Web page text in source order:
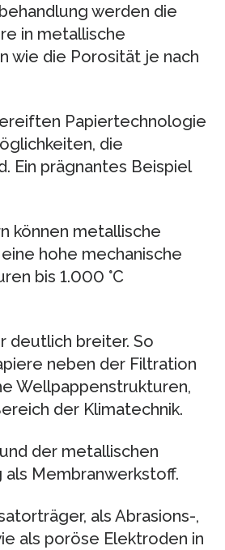
werden die
in metallische
wie die Porosität je nach
Papiertechnologie
die
Ein prägnantes Beispiel
können metallische
hohe mechanische
bis 1.000 °C
deutlich breiter. So
neben der Filtration
Wellpappenstrukturen,
der Klimatechnik.
der metallischen
Membranwerkstoff.
als Abrasions-,
als poröse Elektroden in